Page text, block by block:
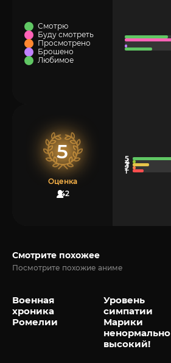
Смотрю
Буду смотреть
Просмотрено
Брошено
Любимое
5
Оценка
42
Смотрите похожее
Посмотрите похожие аниме
Военная
хроника
Ромелии
Уровень
симпатии
Марики
ненормально
высокий!